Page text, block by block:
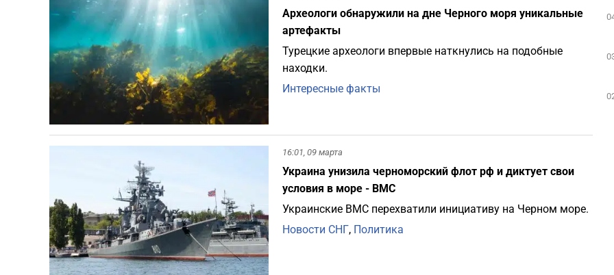
Археологи обнаружили на дне Черного моря уникальные
артефакты
Турецкие археологи впервые наткнулись на подобные
находки.
Интересные факты
16:01, 09 марта
Украина унизила черноморский флот рф и диктует свои
условия в море - ВМС
Украинские ВМС перехватили инициативу на Черном море.
Новости СНГ, Политика